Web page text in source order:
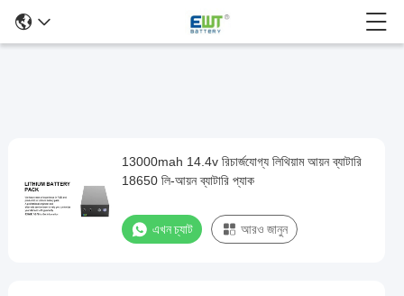
14.4v
রিচার্জযোগ্য
13000mah 14.4v রিচার্জযোগ্য লিথিয়াম আয়ন ব্যাটারি
18650 লি-আয়ন ব্যাটারি প্যাক
এখন চ্যাট আরও জানুন